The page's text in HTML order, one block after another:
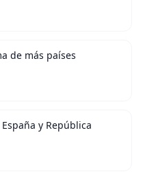
de más países
y República